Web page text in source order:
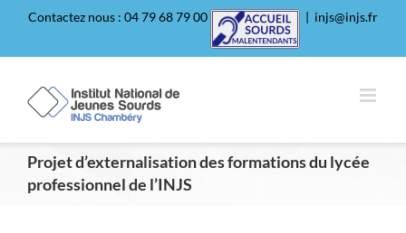
Contactez nous : 04 79 68 79 00 | injs@injs.fr
Projet d’externalisation des formations du lycée
professionnel de l’INJS